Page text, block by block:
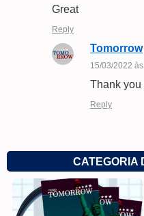
Great
Reply
Tomorrow
15/03/2022
Thank you
Reply
CATEGORIA